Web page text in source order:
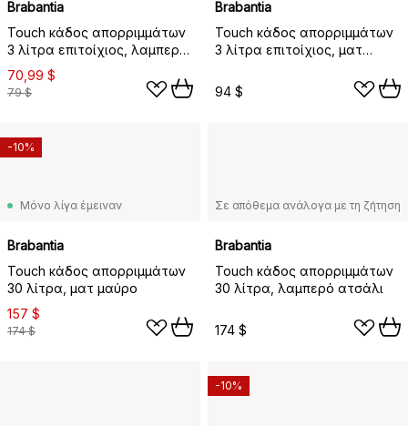
Brabantia
Touch κάδος απορριμμάτων
3 λίτρα επιτοίχιος, λαμπερό
ατσάλι
70,99 $
79 $
Brabantia
Touch κάδος απορριμμάτων
3 λίτρα επιτοίχιος, ματ
94 $
Μόνο λίγα έμειναν
Brabantia
Touch κάδος απορριμμάτων
30 λίτρα, ματ μαύρο
157 $
174 $
-10%
Σε απόθεμα ανάλογα με τη ζήτηση
Brabantia
Touch κάδος απορριμμάτων
30 λίτρα, λαμπερό ατσάλι
174 $
-10%